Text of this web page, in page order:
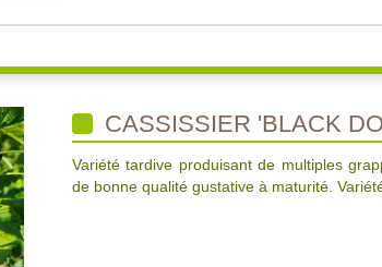
CASSISSIER 'BLACK
Variété tardive produisant de multiples
de bonne qualité gustative à maturité.